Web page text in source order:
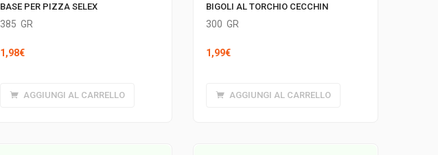
BASE PER PIZZA SELEX
385 GR
1,98€
AGGIUNGI AL CARRELLO
BIGOLI AL TORCHIO CECCHIN
300 GR
1,99€
AGGIUNGI AL CARRELLO